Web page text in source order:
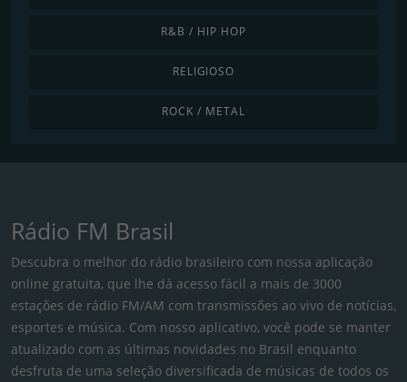
R&B / HIP HOP
RELIGIOSO
ROCK / METAL
Rádio FM Brasil
Descubra o melhor do rádio brasileiro com nossa aplicação
online gratuita, que lhe dá acesso fácil a mais de 3000
estações de rádio FM/AM com transmissões ao vivo de notícias,
esportes e música. Com nosso aplicativo, você pode se manter
atualizado com as últimas novidades no Brasil enquanto
desfruta de uma seleção diversificada de músicas de todos os